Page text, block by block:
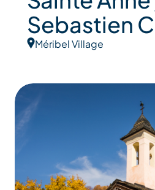
Sebastien
Méribel Village